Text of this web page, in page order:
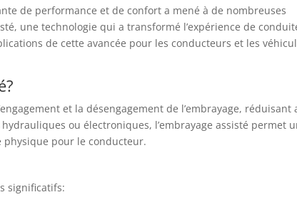
de performance et de confort a mené à de nombreuses
une technologie qui a transformé l’expérience de
de cette avancée pour les conducteurs et les
et la désengagement de l’embrayage, réduisant
ou électroniques, l’embrayage assisté permet
pour le conducteur.
significatifs: